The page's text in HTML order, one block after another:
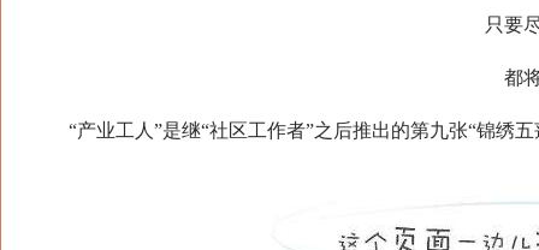
只要尽
都将
“产业工人”是继“社区工作者”之后推出的第九张“锦绣五